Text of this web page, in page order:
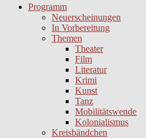
Programm
Neuerscheinungen
In Vorbereitung
Themen
Theater
Film
Literatur
Krimi
Kunst
Tanz
Mobilitätswende
Kolonialismus
Kreisbändchen